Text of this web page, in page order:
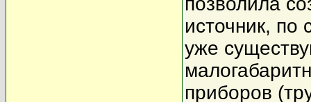
источник, по
уже
приборов